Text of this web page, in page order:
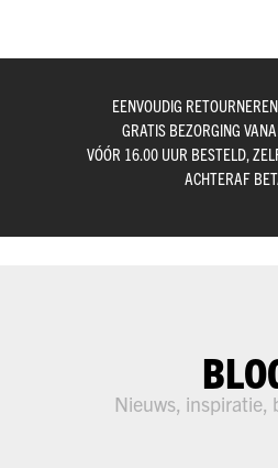
EENVOUDIG
GRATIS BEZORGING
VÓÓR 16.00 UUR BESTELD,
ACHTERAF
Nieuws, inspiratie,